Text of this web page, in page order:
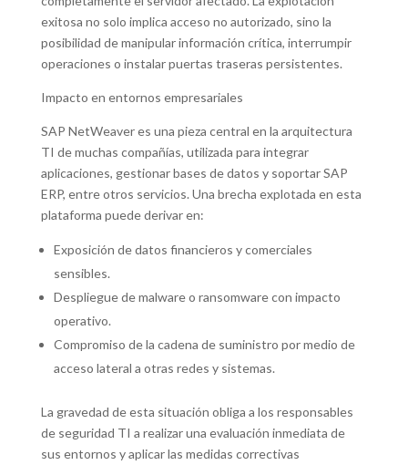
exitosa no solo implica acceso no autorizado, sino la
posibilidad de manipular información crítica, interrumpir
operaciones o instalar puertas traseras persistentes.
Impacto en entornos empresariales
SAP NetWeaver es una pieza central en la arquitectura
TI de muchas compañías, utilizada para integrar
aplicaciones, gestionar bases de datos y soportar SAP
ERP, entre otros servicios. Una brecha explotada en esta
plataforma puede derivar en:
Exposición de datos financieros y comerciales
sensibles.
Despliegue de malware o ransomware con impacto
operativo.
Compromiso de la cadena de suministro por medio de
acceso lateral a otras redes y sistemas.
La gravedad de esta situación obliga a los responsables
de seguridad TI a realizar una evaluación inmediata de
sus entornos y aplicar las medidas correctivas